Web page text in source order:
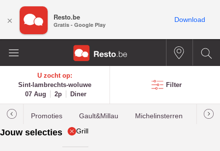
U zocht op:
Sint-lambrechts-woluwe
07 Aug
2p Diner
Filter
Promoties Gault&Millau Michelinsterren
Jouw selecties Grill
× Resto.be
Gratis - Google Play
Download